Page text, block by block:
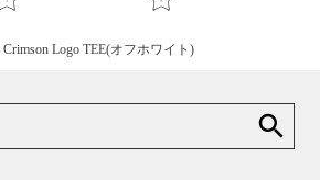
Crimson Logo TEE(オフホワイト)
search